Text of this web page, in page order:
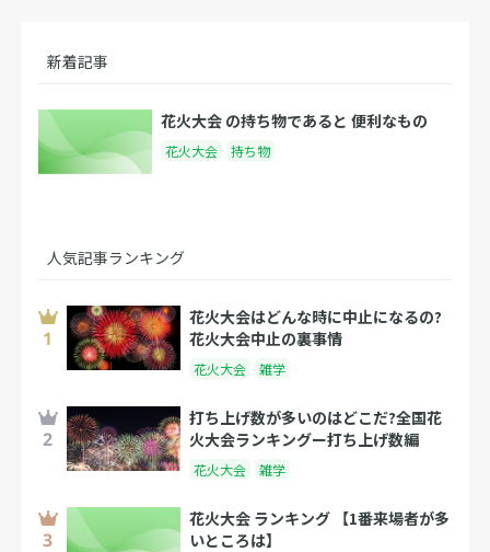
新着記事
花火大会 の持ち物であると 便利なもの
花火大会 持ち物
人気記事ランキング
花火大会はどんな時に中止になるの?
花火大会中止の裏事情
花火大会 雑学
打ち上げ数が多いのはどこだ?全国花
火大会ランキングー打ち上げ数編
花火大会 雑学
花火大会 ランキング 【1番来場者が多
いところは】